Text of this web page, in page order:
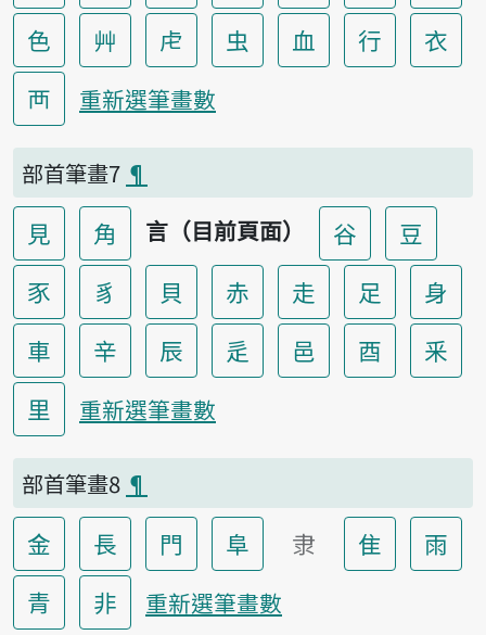
色
艸 虍 虫 血 行
衣
襾
重新選筆畫數
部首筆畫7 ¶
見 角 言（目前頁面） 谷
豆
豕
豸 貝 赤 走 足
身
車
辛 辰 辵 邑 酉
釆
里
重新選筆畫數
部首筆畫8 ¶
金 長 門 阜 隶 隹
雨
青
非 重新選筆畫數